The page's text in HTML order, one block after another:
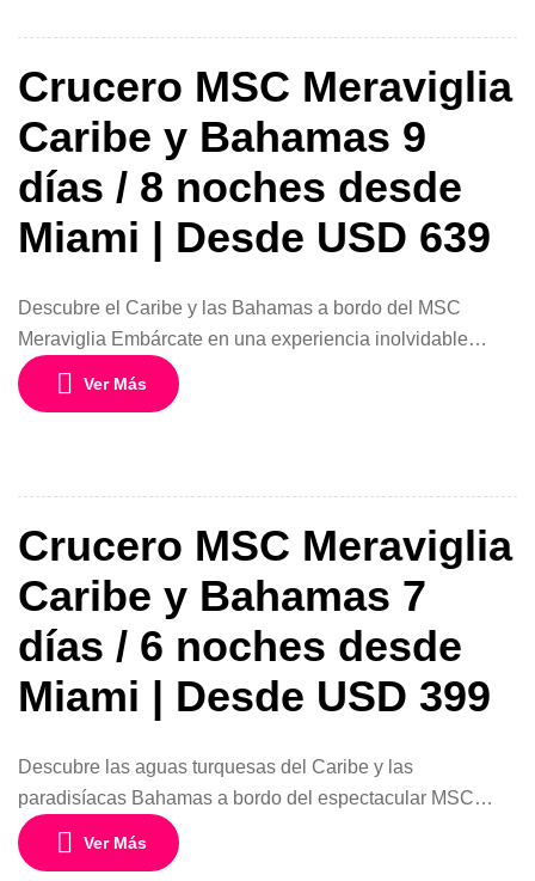
2026, este itinerario de 8 días y […]
Crucero MSC Meraviglia
Caribe y Bahamas 9
días / 8 noches desde
Miami | Desde USD 639
Descubre el Caribe y las Bahamas a bordo del MSC
Meraviglia Embárcate en una experiencia inolvidable
navegando por algunas de las playas más espectaculares
del Caribe a bordo del MSC Meraviglia, uno de los barcos
9 días y […]
Ver Más
Crucero MSC Meraviglia
Caribe y Bahamas 7
días / 6 noches desde
Miami | Desde USD 399
Descubre las aguas turquesas del Caribe y las
paradisíacas Bahamas a bordo del espectacular MSC
Meraviglia, uno de los barcos más modernos de MSC
Cruceros. Vive unas vacaciones inolvidables con
Ver Más